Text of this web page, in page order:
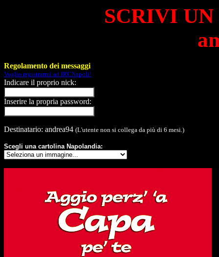
SCRIVI
Regolamento dei messaggi
Voglio registrarmi ad IRCNapoli!
Indicare il proprio nick:
Inserire la propria password:
Destinatario: andrea94 (L'utente non si collega da più di 6 mesi.)
Scegli una cartolina Napolandia: